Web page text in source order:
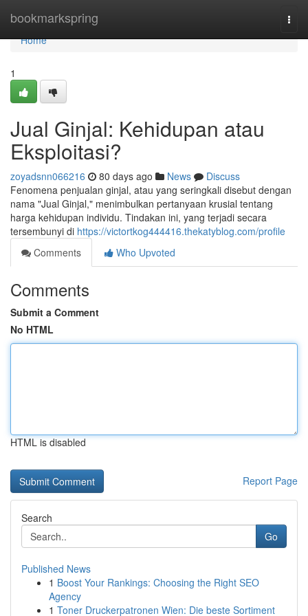
bookmarkspring
Home
Home
1
Jual Ginjal: Kehidupan atau
Eksploitasi?
zoyadsnn066216 80 days ago News
Discuss
Fenomena penjualan ginjal, atau yang seringkali disebut dengan
nama "Jual Ginjal," menimbulkan pertanyaan krusial tentang
harga kehidupan individu. Tindakan ini, yang terjadi secara
tersembunyi di https://victortkog444416.thekatyblog.com/profile
Comments
Who Upvoted
Comments
Submit a Comment
No HTML
HTML is disabled
Report Page
Search
Go
Published News
1 Boost Your Rankings: Choosing the Right SEO
Agency
1 Toner Druckerpatronen Wien: Die beste Sortiment